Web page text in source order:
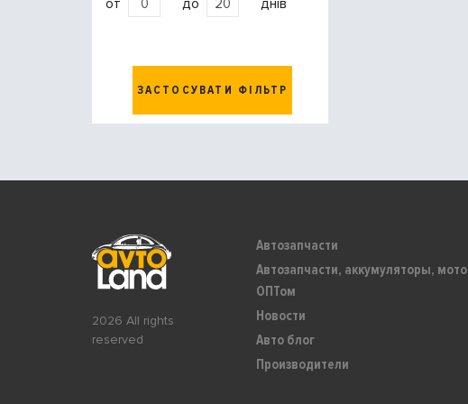
ЗАСТОСУВАТИ ФІЛЬТР
2026 All rights
reserved
Автозапчасти
Автозапчасти, аккумуляторы,
ОПТом
Новости
Авто блог
Производители